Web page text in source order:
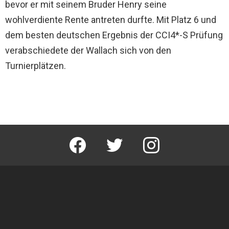
bevor er mit seinem Bruder Henry seine
wohlverdiente Rente antreten durfte. Mit Platz 6 und
dem besten deutschen Ergebnis der CCI4*-S Prüfung
verabschiedete der Wallach sich von den
Turnierplätzen.
facebook twitter instagram